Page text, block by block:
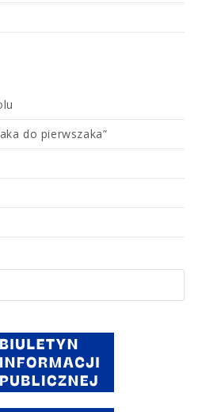
do pierwszaka”